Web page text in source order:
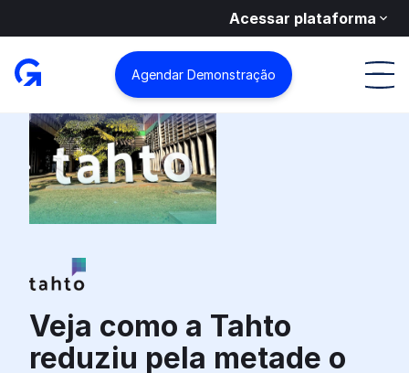
Acessar plataforma
Agendar Demonstração
Veja como a Tahto
reduziu pela metade o